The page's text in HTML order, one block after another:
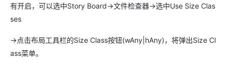
有开启，可以选中Story Board->文件检查器->选中Use Size Clas
ses
->点击布局工具栏的Size Class按钮(wAny|hAny)，将弹出Size Cl
ass菜单。